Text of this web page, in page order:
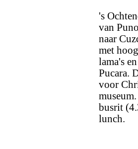
's
van
naar
met
lama's
Pucara.
voor
busrit
lunch.